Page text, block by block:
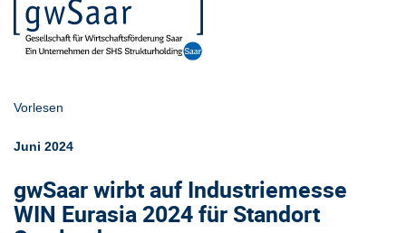
Vorlesen
Juni 2024
gwSaar wirbt auf Industriemesse
WIN Eurasia 2024 für Standort